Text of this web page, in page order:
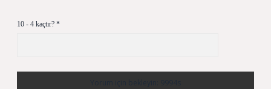
10 - 4 kaçtır? *